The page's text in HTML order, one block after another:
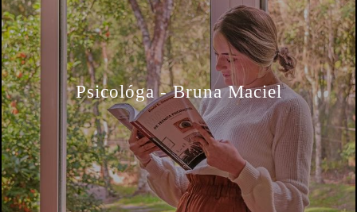
Psicológa - Bruna Maciel